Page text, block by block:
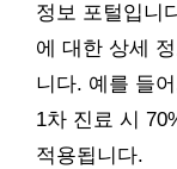
정보 포털입니
에 대한 상세
니다. 예를 들
1차 진료 시
적용됩니다.